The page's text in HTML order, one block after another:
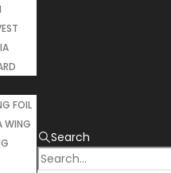
FOIL
WING
Search